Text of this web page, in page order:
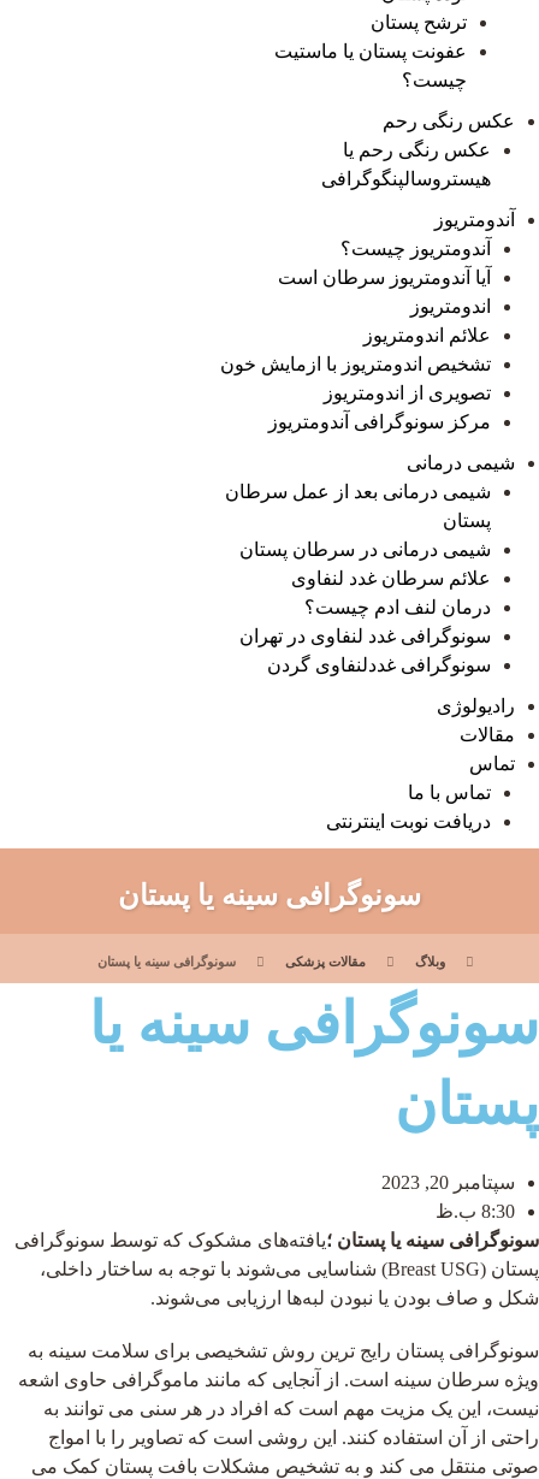
ترشح پستان
عفونت پستان یا ماستیت
چیست؟
عکس رنگی رحم
عکس رنگی رحم یا
هیستروسالپنگوگرافی
آندومتریوز
آندومتریوز چیست؟
آیا آندومتریوز سرطان است
اندومتریوز
علائم اندومتریوز
تشخیص اندومتریوز با ازمایش خون
تصویری از اندومتریوز
مرکز سونوگرافی آندومتریوز
شیمی درمانی
شیمی درمانی بعد از عمل سرطان
پستان
شیمی درمانی در سرطان پستان
علائم سرطان غدد لنفاوی
درمان لنف ادم چیست؟
سونوگرافی غدد لنفاوی در تهران
سونوگرافی غددلنفاوی گردن
رادیولوژی
مقالات
تماس
تماس با ما
دریافت نوبت اینترنتی
سونوگرافی سینه یا پستان
وبلاگ مقالات پزشکی سونوگرافی سینه یا پستان
سونوگرافی سینه یا
پستان
سپتامبر 20, 2023
8:30 ب.ظ
سونوگرافی سینه یا پستان ؛یافته‌های مشکوک که توسط سونوگرافی
پستان (Breast USG) شناسایی می‌شوند با توجه به ساختار داخلی،
شکل و صاف بودن یا نبودن لبه‌ها ارزیابی می‌شوند.
سونوگرافی پستان رایج ترین روش تشخیصی برای سلامت سینه به
ویژه سرطان سینه است. از آنجایی که مانند ماموگرافی حاوی اشعه
نیست، این یک مزیت مهم است که افراد در هر سنی می توانند به
راحتی از آن استفاده کنند. این روشی است که تصاویر را با امواج
صوتی منتقل می کند و به تشخیص مشکلات بافت پستان کمک می